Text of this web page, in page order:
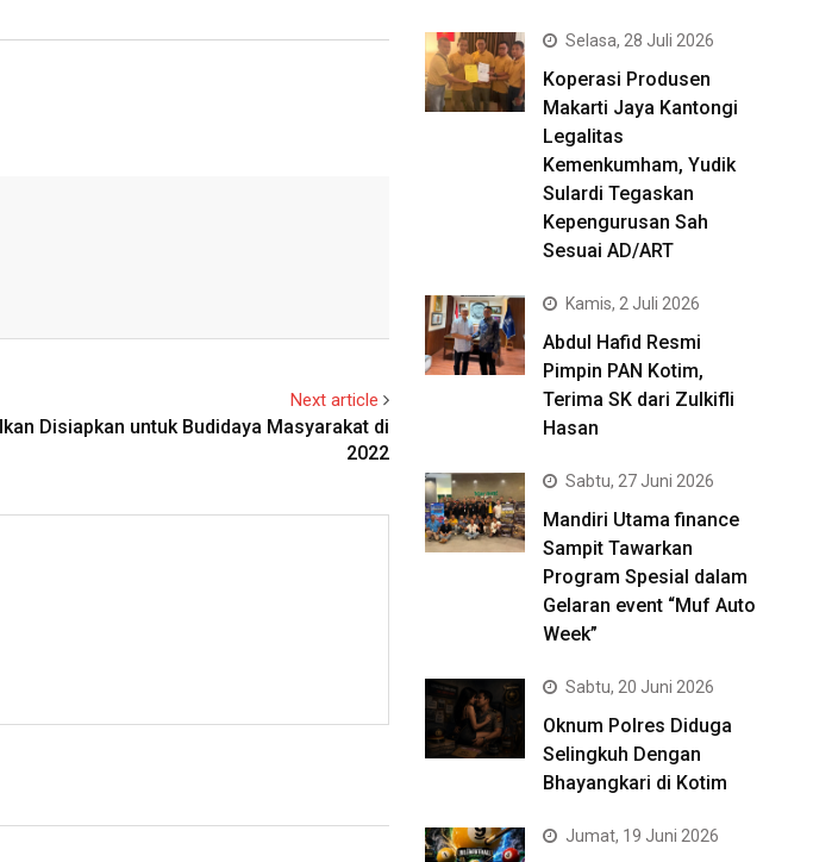
Next article
Disiapkan untuk Budidaya Masyarakat di
2022
Selasa, 28 Juli 2026
Koperasi Produsen
Makarti Jaya Kantongi
Legalitas
Kemenkumham, Yudik
Sulardi Tegaskan
Kepengurusan Sah
Sesuai AD/ART
Kamis, 2 Juli 2026
Abdul Hafid Resmi
Pimpin PAN Kotim,
Terima SK dari Zulkifli
Hasan
Sabtu, 27 Juni 2026
Mandiri Utama finance
Sampit Tawarkan
Program Spesial dalam
Gelaran event “Muf Auto
Week”
Sabtu, 20 Juni 2026
Oknum Polres Diduga
Selingkuh Dengan
Bhayangkari di Kotim
Jumat, 19 Juni 2026